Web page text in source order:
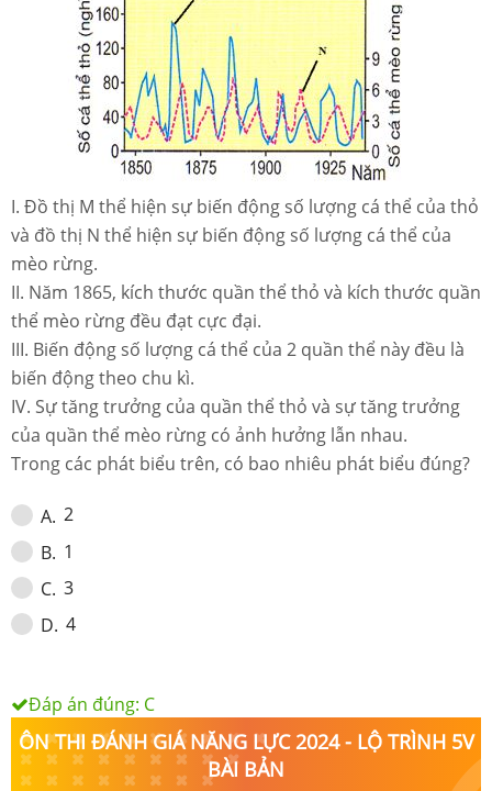
I. Đồ thị M thể hiện sự biến động số lượng cá thể của thỏ
và đồ thị N thể hiện sự biến động số lượng cá thể của
mèo rừng.
II. Năm 1865, kích thước quần thể thỏ và kích thước quần
thể mèo rừng đều đạt cực đại.
III. Biến động số lượng cá thể của 2 quần thể này đều là
biến động theo chu kì.
IV. Sự tăng trưởng của quần thể thỏ và sự tăng trưởng
của quần thể mèo rừng có ảnh hưởng lẫn nhau.
Trong các phát biểu trên, có bao nhiêu phát biểu đúng?
A. 2
B. 1
C. 3
D. 4
Đáp án đúng: C
ÔN THI ĐÁNH GIÁ NĂNG LỰC 2024 - LỘ TRÌNH 5V
BÀI BẢN